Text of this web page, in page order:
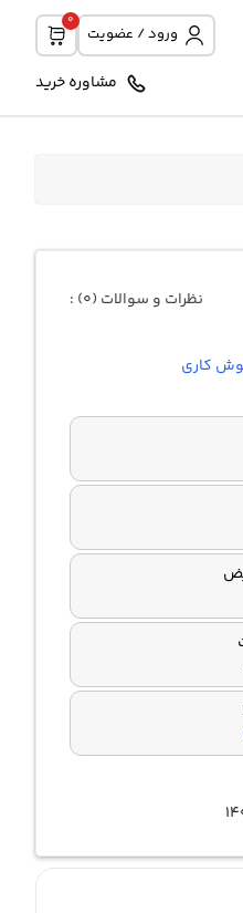
ورود / عضویت
0
مشاوره خرید
نظرات و سوالات (0) :
کاری